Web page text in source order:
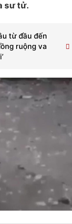
sư tử.
từ đầu đến
ruộng va